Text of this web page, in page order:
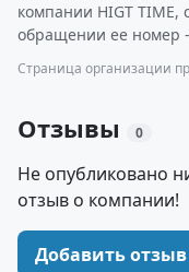
компании HIGT TIME,
обращении ее номер
Страница организации
Отзывы 0
Не опубликовано
отзыв о компании!
Добавить отзыв